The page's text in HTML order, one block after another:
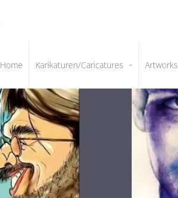
Home Karikaturen/Caricatures Artworks